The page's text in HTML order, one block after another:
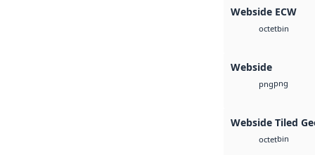
Webside ECW
octetbin
Webside
pngpng
Webside Tiled
octetbin